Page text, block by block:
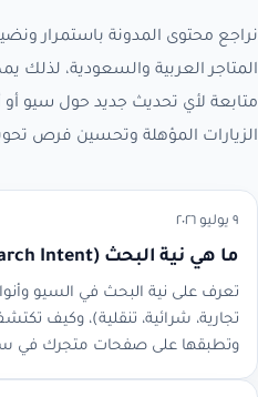
نراجع محتوى المدونة باستمرار
المتاجر العربية والسعودية، لذلك
متابعة لأي تحديث جديد حول سيو
الزيارات المؤهلة وتحسين فرص
٩ يوليو ٢٠٢٦
ما هي نية البحث (Search Intent) وأنواعها؟
تعرف على نية البحث في السيو
تجارية، شرائية، تنقلية)، وكيف
وتطبقها على صفحات متجرك في